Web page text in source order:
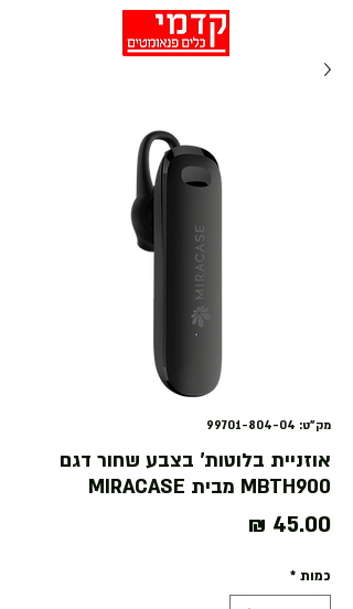
מק"ט: 99701-804-04
אוזניית בלוטות' בצבע שחור דגם
MBTH900 מבית MIRACASE
כמות *